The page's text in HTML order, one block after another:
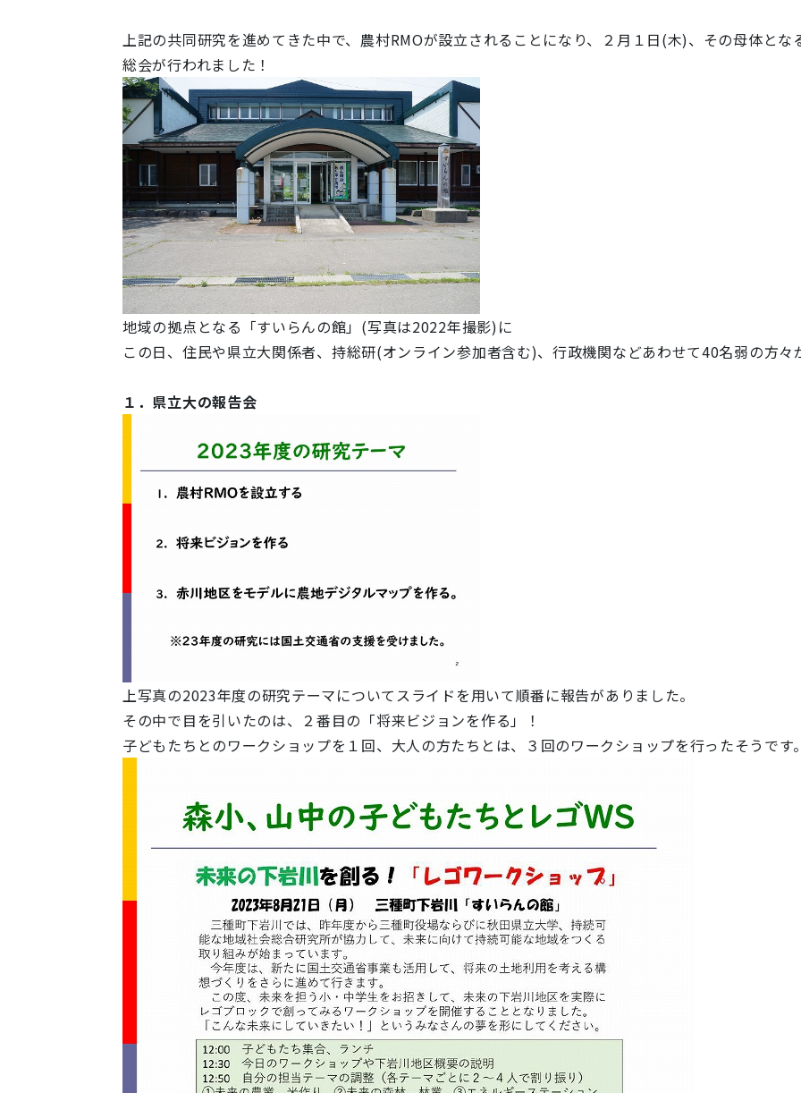
上記の共同研究を進めてきた中で、農村RMOが設立されることになり、２月１日(木)、その母体と
総会が行われました！
地域の拠点となる「すいらんの館」(写真は2022年撮影)に
この日、住民や県立大関係者、 持総研(オンライン参加者含む)、行政機関などあわせて40名弱の方々
１．県立大の報告会
上写真の2023年度の研究テーマについてスライドを用いて順番に報告がありました。
その中で目を引いたのは、２番目の「将来ビジョンを作る」！
子どもたちとのワークショップを１回、大人の方たちとは、３回のワークショップを行ったそうです。